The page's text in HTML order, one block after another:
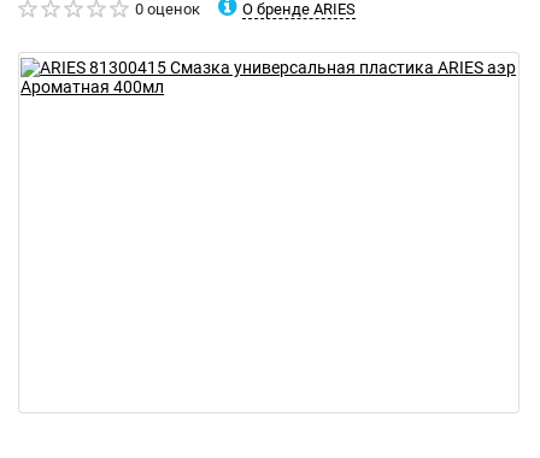
0 оценок О бренде ARIES